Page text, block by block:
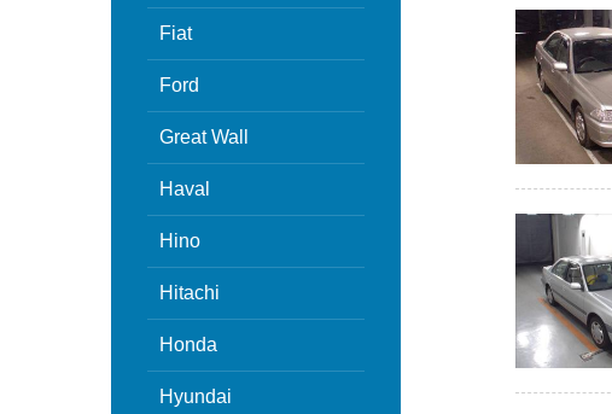
Fiat
Ford
Great Wall
Haval
Hino
Hitachi
Honda
Hyundai